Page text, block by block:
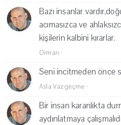
Bazı insanlar
acımasızca ve
kişilerin kalbini kırarlar.
Orman ·
Seni incitmeden önce
Asla Vazgeçme ·
Bir insan karanlıkta
aydınlatmaya